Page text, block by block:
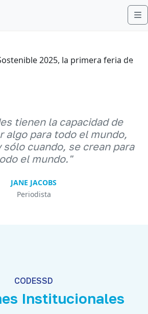
tienen la capacidad de
algo para todo el mundo,
sólo cuando, se crean para
el mundo."
JANE JACOBS
Periodista
CODESSD
Institucionales